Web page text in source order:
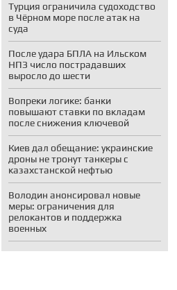
Турция ограничила судоходство
в Чёрном море после атак на
суда
После удара БПЛА на Ильском
НПЗ число пострадавших
выросло до шести
Вопреки логике: банки
повышают ставки по вкладам
после снижения ключевой
Киев дал обещание: украинские
дроны не тронут танкеры с
казахстанской нефтью
Володин анонсировал новые
меры: ограничения для
релокантов и поддержка
военных